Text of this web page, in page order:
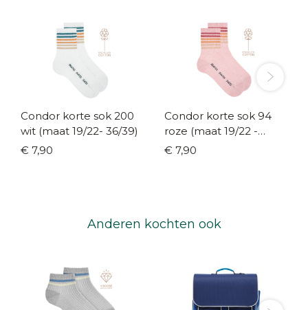
Condor korte sok 200
wit (maat 19/22- 36/39)
€ 7,90
Condor korte sok 94
roze (maat 19/22 -
36/39)
€ 7,90
Anderen kochten ook